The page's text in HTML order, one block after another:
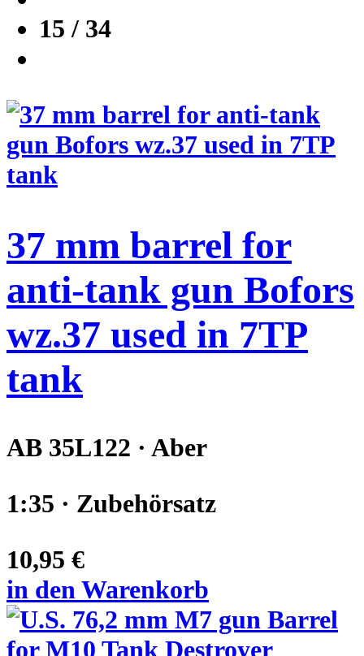
15 / 34
37 mm barrel for
anti-tank gun Bofors
wz.37 used in 7TP
tank
AB 35L122 · Aber
1:35 · Zubehörsatz
10,95 €
in den Warenkorb